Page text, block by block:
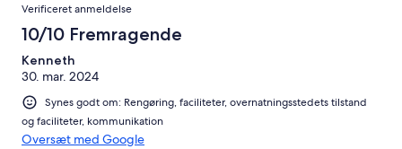
In Vorgang/ Kontakt war ebenfalls super.
Verificeret anmeldelse
10/10 Fremragende
Kenneth
30. mar. 2024
Synes godt om: Rengøring, faciliteter, overnatningsstedets tilstand
og faciliteter, kommunikation
Oversæt med Google